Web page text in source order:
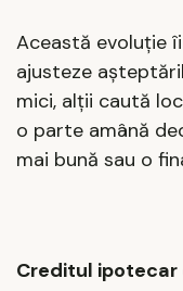
Această evoluție
ajusteze
mici, alții caută
o parte amână
mai bună sau o
Creditul ipotecar